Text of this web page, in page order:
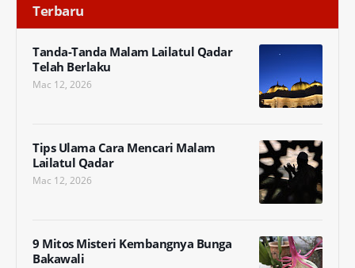
Terbaru
Tanda-Tanda Malam Lailatul Qadar
Telah Berlaku
Mac 12, 2026
Tips Ulama Cara Mencari Malam
Lailatul Qadar
Mac 12, 2026
9 Mitos Misteri Kembangnya Bunga
Bakawali